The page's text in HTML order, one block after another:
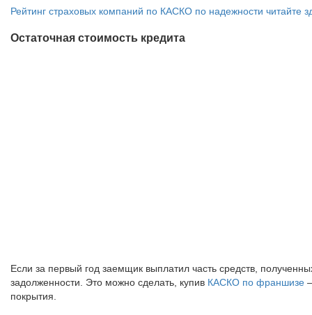
Рейтинг страховых компаний по КАСКО по надежности читайте
Остаточная стоимость кредита
Если за первый год заемщик выплатил часть средств,
задолженности. Это можно сделать, купив КАСКО по франшизе
покрытия.